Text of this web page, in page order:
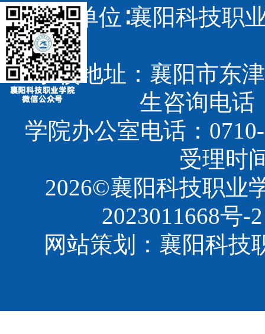
主办单位∶襄阳科技
学校地址：襄阳市东
生咨询电话
学院办公室电话：
受理时
2026©襄阳科技职
2023011668号-2
网站策划：襄阳科